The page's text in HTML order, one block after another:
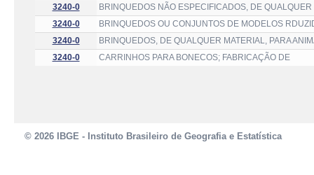
3240-0
BRINQUEDOS NÃO ESPECIFICADOS, DE
3240-0
BRINQUEDOS OU CONJUNTOS DE MODELOS
3240-0
BRINQUEDOS, DE QUALQUER MATERIAL, PARA
3240-0
CARRINHOS PARA BONECOS; FABRICAÇÃO DE
© 2026 IBGE - Instituto Brasileiro de Geografia e Estatística